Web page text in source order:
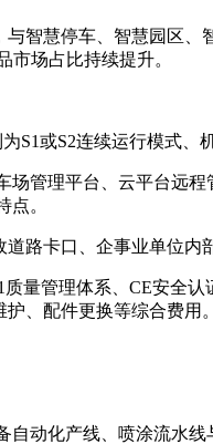
慧停车、智慧园区、
场占比持续提升。
或S2连续运行模式、
理平台、云平台远程
。
路卡口、企事业单位内
管理体系、CE安全认
、配件更换等综合费用。
化产线、喷涂流水线